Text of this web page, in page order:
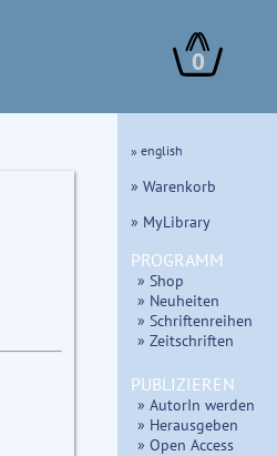
0
» english
» Warenkorb
» MyLibrary
PROGRAMM
» Shop
» Neuheiten
» Schriftenreihen
» Zeitschriften
PUBLIZIEREN
» AutorIn werden
» Herausgeben
» Open Access